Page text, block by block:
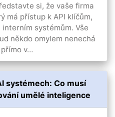
si, že vaše firma
má přístup k API klíčům,
systémům. Vše
někdo omylem nenechá
přímo v…
systémech: Co musí
umělé inteligence